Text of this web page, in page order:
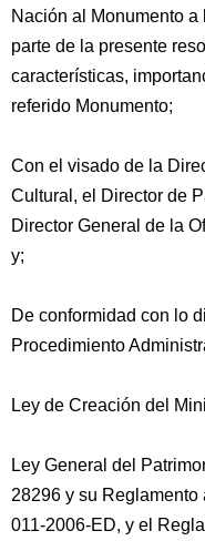
Nación al Monumento
parte de la presente
características,
referido Monumento;
Con el visado de la
Cultural, el Director de
Director General de la
y;
De conformidad con lo
Procedimiento
Ley de Creación del
Ley General del
28296 y su Reglamento
011-2006-ED, y el